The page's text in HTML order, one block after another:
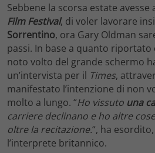
Sebbene la scorsa estate avesse
Film Festival, di voler lavorare
Sorrentino, ora Gary Oldman
passi. In base a quanto riportato
noto volto del grande schermo
un’intervista per il Times,
manifestato l’intenzione di non
molto a lungo. “Ho vissuto una
carriere declinano e ho altre
oltre la recitazione.“, ha
l’interprete britannico.